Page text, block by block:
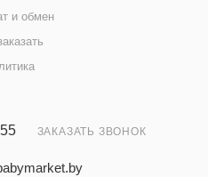
и обмен
ЗАКАЗАТЬ ЗВОНОК